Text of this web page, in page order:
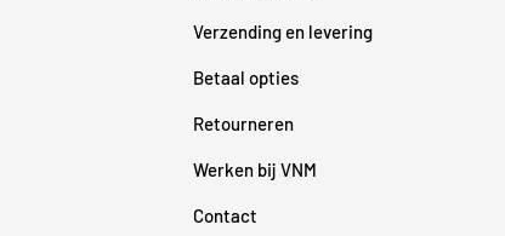
Verzending en levering
Betaal opties
Retourneren
Werken bij VNM
Contact